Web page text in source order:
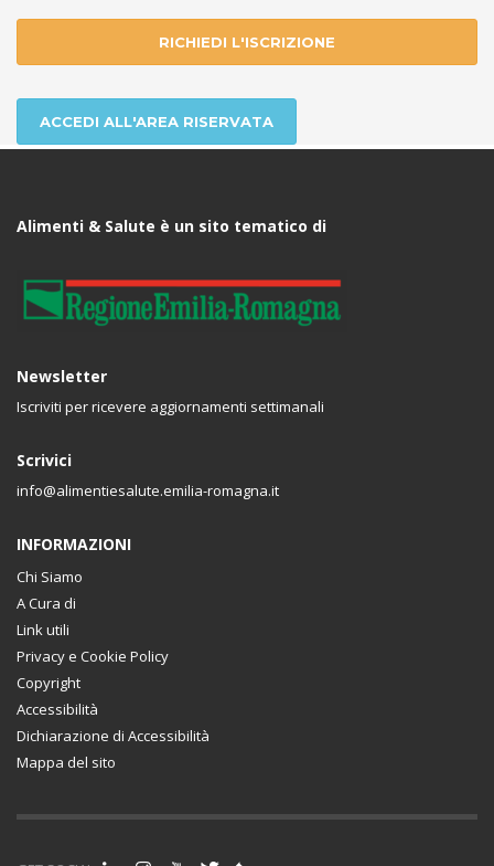
RICHIEDI L'ISCRIZIONE
ACCEDI ALL'AREA RISERVATA
Alimenti & Salute è un sito tematico di
Newsletter
Iscriviti per ricevere aggiornamenti settimanali
Scrivici
info@alimentiesalute.emilia-romagna.it
INFORMAZIONI
Chi Siamo
A Cura di
Link utili
Privacy e Cookie Policy
Copyright
Accessibilità
Dichiarazione di Accessibilità
Mappa del sito